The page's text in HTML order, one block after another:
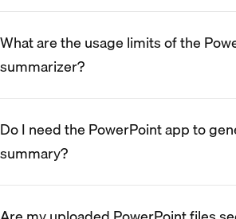
What are the usage limits of the
summarizer?
Do I need the PowerPoint app to
summary?